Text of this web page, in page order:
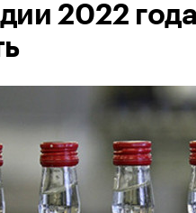
2022